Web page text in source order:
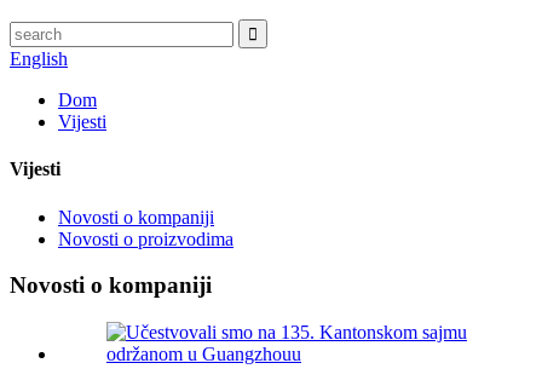
English
Dom
Vijesti
Vijesti
Novosti o kompaniji
Novosti o proizvodima
Novosti o kompaniji